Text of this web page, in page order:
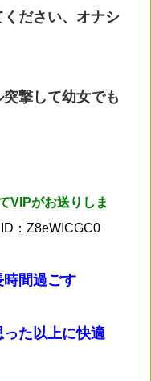
ださい、オナシ
撃して幼女でも
VIPがお送りしま
：Z8eWICGC0
時間過ごす
た以上に快適